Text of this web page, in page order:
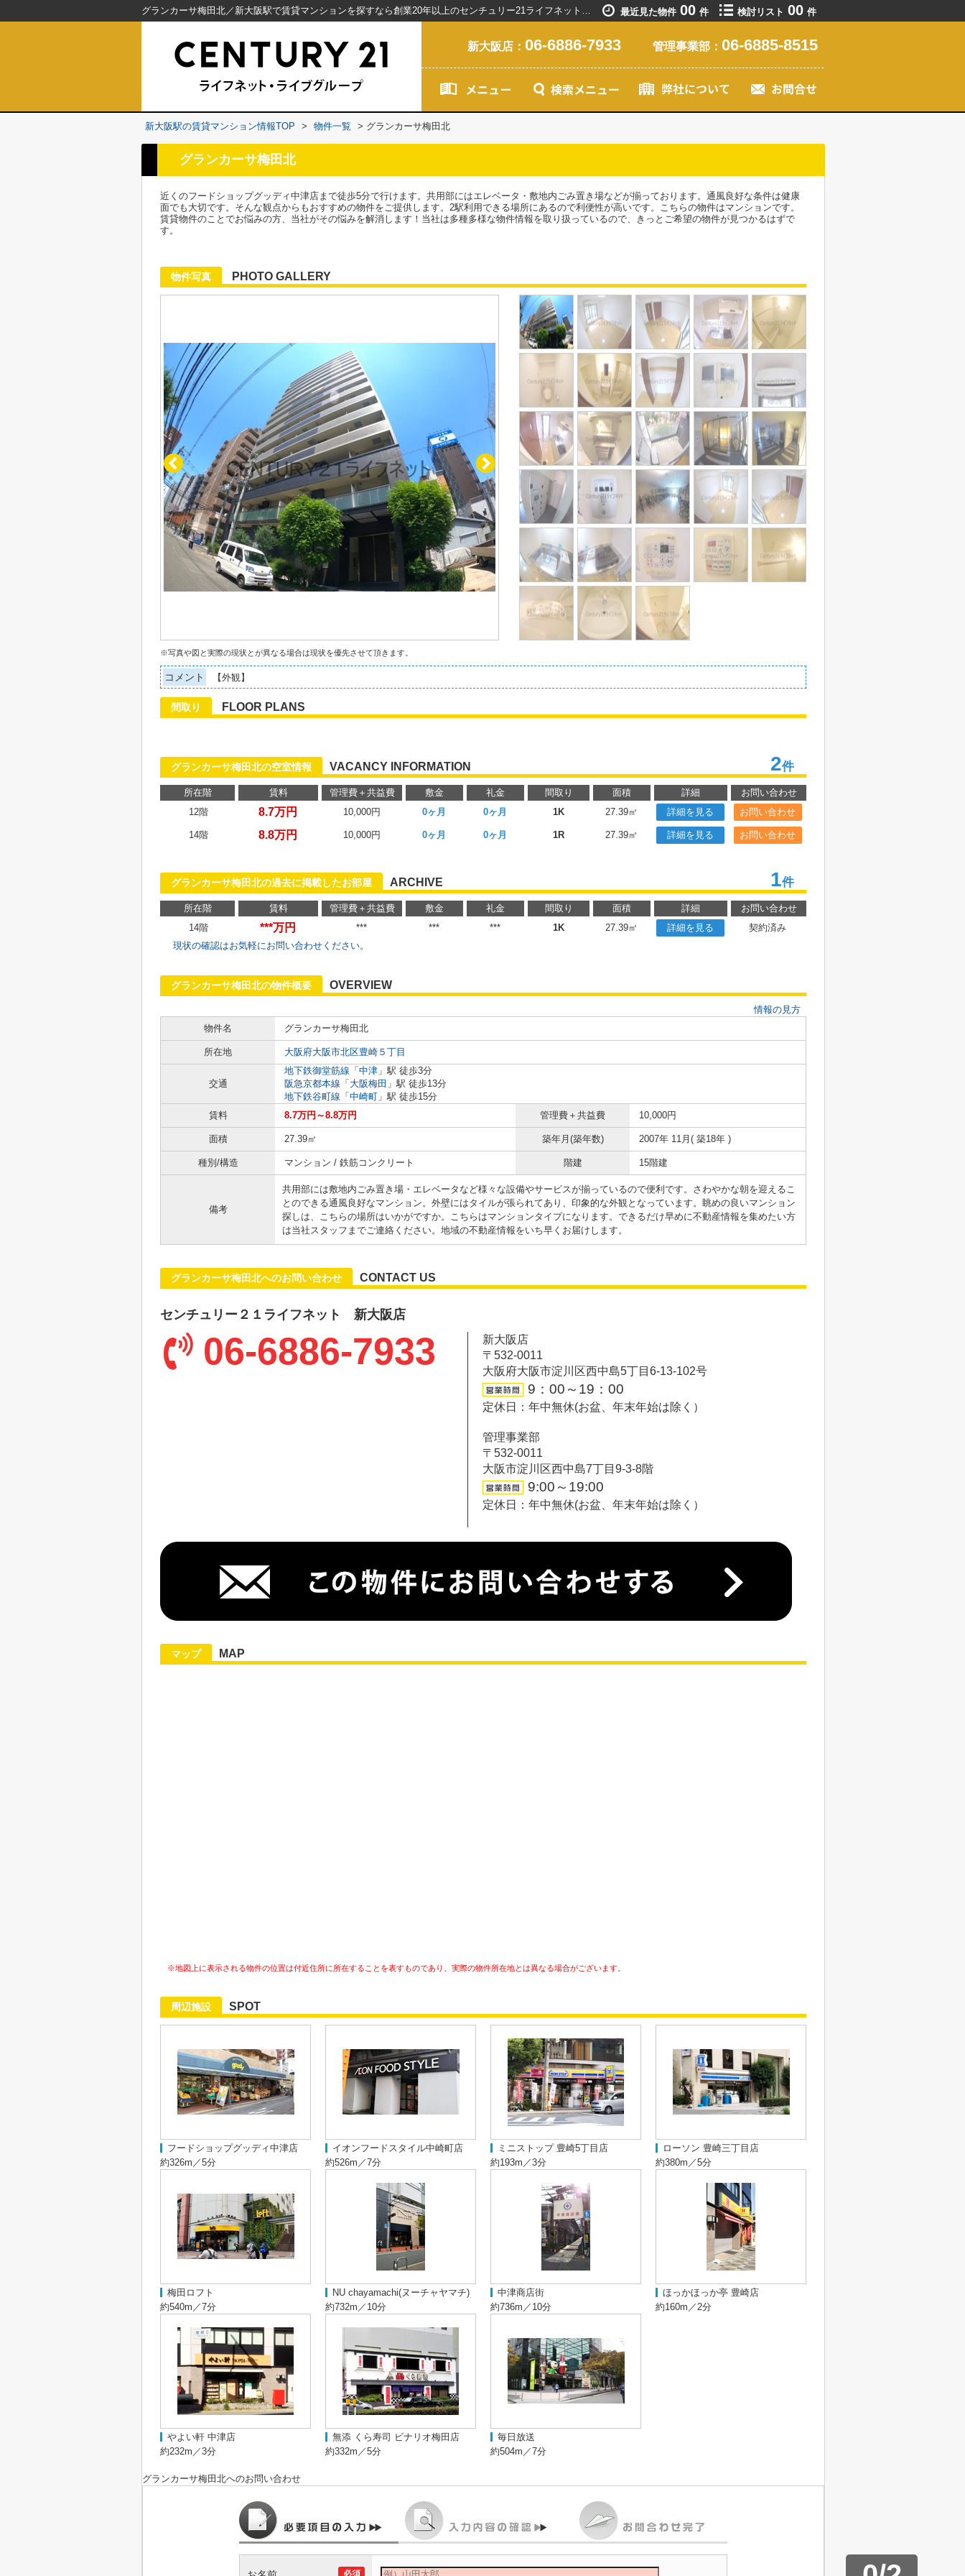
グランカーサ梅田北／新大阪駅で賃貸マンションを探すなら創業20年以上のセンチュリー21ライフネット・ライブグループ 最近見た物件 00 件 検討リスト 00 件
新大阪店： 06-6886-7933 管理事業部： 06-6885-8515
新大阪駅の賃貸マンション情報TOP > 物件一覧 > グランカーサ梅田北
グランカーサ梅田北
近くのフードショップグッディ中津店まで徒歩5分で行けます。共用部にはエレベータ・敷地内ごみ置き場などが揃っております。通風良好な条件は健康
面でも大切です。そんな観点からもおすすめの物件をご提供します。2駅利用できる場所にあるので利便性が高いです。こちらの物件はマンションです。
賃貸物件のことでお悩みの方、当社がその悩みを解消します！当社は多種多様な物件情報を取り扱っているので、きっとご希望の物件が見つかるはずで
す。
物件写真 PHOTO GALLERY
※写真や図と実際の現状とが異なる場合は現状を優先させて頂きます。
コメント 【外観】
間取り FLOOR PLANS
グランカーサ梅田北の空室情報 VACANCY INFORMATION 2件
所在階 賃料 管理費＋共益費 敷金 礼金 間取り 面積 詳細
お問い合わせ
12階
8.7万円 10,000円 0ヶ月 0ヶ月 1K 27.39㎡ 詳細を見る お問い合わせ
14階 8.8万円 10,000円 0ヶ月 0ヶ月 1R 27.39㎡ 詳細を見る お問い合わせ
グランカーサ梅田北の過去に掲載したお部屋 ARCHIVE 1件
所在階 賃料 管理費＋共益費 敷金 礼金 間取り 面積 詳細
お問い合わせ
14階
***万円 *** *** *** 1K 27.39㎡ 詳細を見る
契約済み
現状の確認はお気軽にお問い合わせください。
グランカーサ梅田北の物件概要 OVERVIEW
情報の見方
物件名
グランカーサ梅田北
所在地 大阪府大阪市北区豊崎５丁目
交通
地下鉄御堂筋線 「 中津 」駅 徒歩3分
阪急京都本線 「 大阪梅田 」駅 徒歩13分
地下鉄谷町線 「 中崎町 」駅 徒歩15分
賃料
8.7万円～8.8万円 管理費＋共益費 10,000円
面積 27.39㎡ 築年月(築年数) 2007年 11月( 築18年 )
種別/構造 マンション / 鉄筋コンクリート 階建 15階建
備考
共用部には敷地内ごみ置き場・エレベータなど様々な設備やサービスが揃っているので便利です。さわやかな朝を迎えるこ
とのできる通風良好なマンション。外壁にはタイルが張られてあり、印象的な外観となっています。眺めの良いマンション
探しは、こちらの場所はいかがですか。こちらはマンションタイプになります。できるだけ早めに不動産情報を集めたい方
は当社スタッフまでご連絡ください。地域の不動産情報をいち早くお届けします。
グランカーサ梅田北へのお問い合わせ CONTACT US
センチュリー２１ライフネット 新大阪店
06-6886-7933
新大阪店
〒532-0011
大阪府大阪市淀川区西中島5丁目6-13-102号
9：00～19：00
定休日：年中無休(お盆、年末年始は除く）
管理事業部
〒532-0011
大阪市淀川区西中島7丁目9-3-8階
9:00～19:00
定休日：年中無休(お盆、年末年始は除く）
マップ MAP
※地図上に表示される物件の位置は付近住所に所在することを表すものであり、実際の物件所在地とは異なる場合がございます。
周辺施設 SPOT
フードショップグッディ中津店
約326m／5分
イオンフードスタイル中崎町店
約526m／7分
ミニストップ 豊崎5丁目店
約193m／3分
ローソン 豊崎三丁目店
約380m／5分
梅田ロフト
約540m／7分
NU chayamachi(ヌーチャヤマチ)
約732m／10分
中津商店街
約736m／10分
ほっかほっか亭 豊崎店
約160m／2分
やよい軒 中津店
約232m／3分
無添 くら寿司 ビナリオ梅田店
約332m／5分
毎日放送
約504m／7分
グランカーサ梅田北へのお問い合わせ
必須